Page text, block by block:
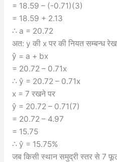
= 18.59 – (-0.71)(3)
= 18.59 + 2.13
∴ a = 20.72
अत: y की x पर की नियत सम्बन्ध
ŷ = a + bx
= 20.72 – 0.71x
∴ ŷ = 20.72 – 0.71x
x = 7 रखने पर
ŷ = 20.72 – 0.71(7)
= 20.72 – 4.97
= 15.75
∴ ŷ = 15.75%
जब किसी स्थान समुद्री स्तर से 7